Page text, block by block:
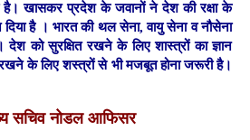
है। खासकर प्रदेश के जवानों ने देश की रक्षा के
दिया है । भारत की थल सेना, वायु सेना व नौसेना
को सुरक्षित रखने के लिए शास्त्रों का ज्ञान
रखने के लिए शस्त्रों से भी मजबूत होना जरूरी है।
सचिव नोडल आफिसर